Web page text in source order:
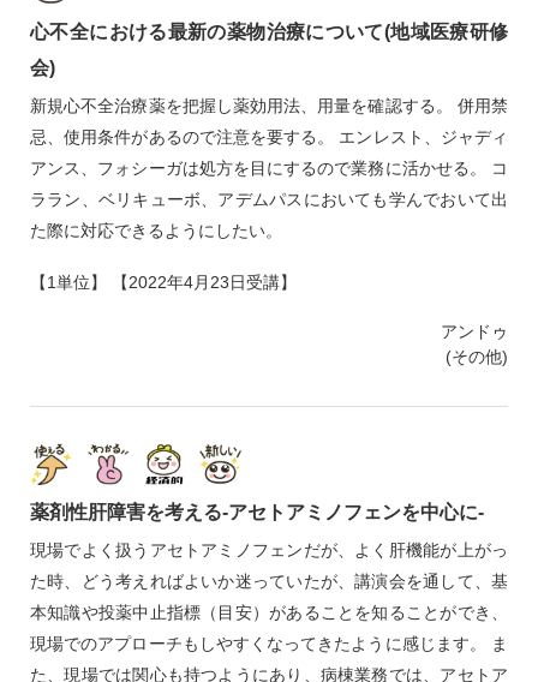
心不全における最新の薬物治療について(地域医療研修
会)
新規心不全治療薬を把握し薬効用法、用量を確認する。 併用禁
忌、使用条件があるので注意を要する。 エンレスト、ジャディ
アンス、フォシーガは処方を目にするので業務に活かせる。 コ
ララン、ベリキューボ、アデムパスにおいても学んでおいて出
た際に対応できるようにしたい。
【1単位】 【2022年4月23日受講】
アンドゥ
(その他)
薬剤性肝障害を考える‐アセトアミノフェンを中心に‐
現場でよく扱うアセトアミノフェンだが、よく肝機能が上がっ
た時、どう考えればよいか迷っていたが、講演会を通して、基
本知識や投薬中止指標（目安）があることを知ることができ、
現場でのアプローチもしやすくなってきたように感じます。 ま
た、現場では関心も持つようにあり、病棟業務では、アセトア